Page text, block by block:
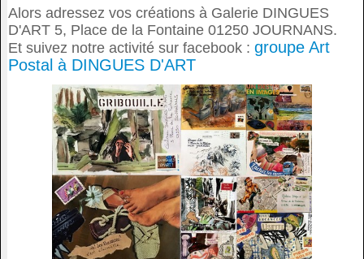
Alors adressez vos créations à Galerie DINGUES
D'ART 5, Place de la Fontaine 01250 JOURNANS.
Et suivez notre activité sur facebook : groupe Art
Postal à DINGUES D'ART